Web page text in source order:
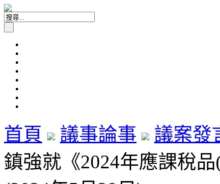
首頁 議事論事
議案發
鎮強就《2024年應課稅